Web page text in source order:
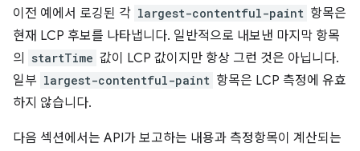
이전 예에서 로깅된 각 largest-contentful-paint 항목은
현재 LCP 후보를 나타냅니다. 일반적으로 내보낸 마지막 항목
의
startTime 값이 LCP 값이지만 항상 그런 것은 아닙니다.
일부 largest-contentful-paint 항목은 LCP 측정에 유효
하지 않습니다.
다음 섹션에서는 API가 보고하는 내용과 측정항목이 계산되는